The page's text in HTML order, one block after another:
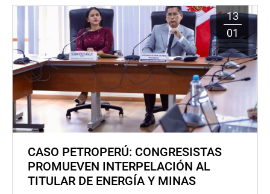
13
01
CASO PETROPERÚ: CONGRESISTAS
PROMUEVEN INTERPELACIÓN AL
TITULAR DE ENERGÍA Y MINAS